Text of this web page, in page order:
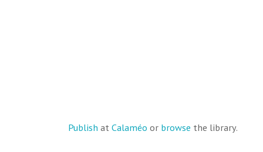
Publish at Calaméo or browse the library.